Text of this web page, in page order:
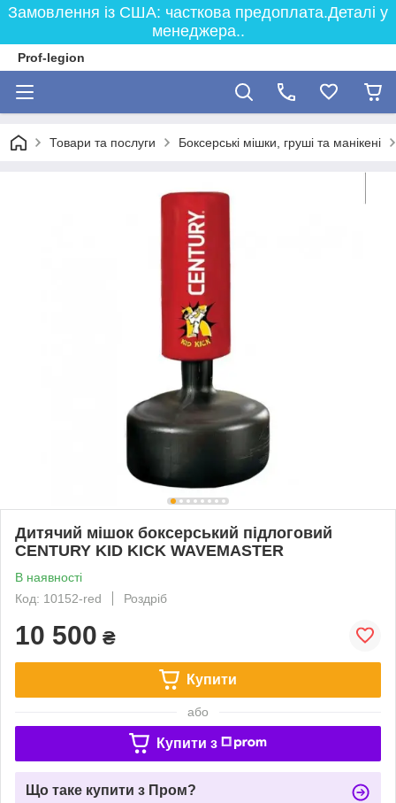
Замовлення із США: часткова предоплата.Деталі у
менеджера..
Prof-legion
Товари та послуги Боксерські мішки, груші та манікені
Дитячий мішок боксерський підлоговий
CENTURY KID KICK WAVEMASTER
В наявності
Код: 10152-red
Роздріб
10 500 ₴
Купити
або
Купити з
Що таке купити з Пром?